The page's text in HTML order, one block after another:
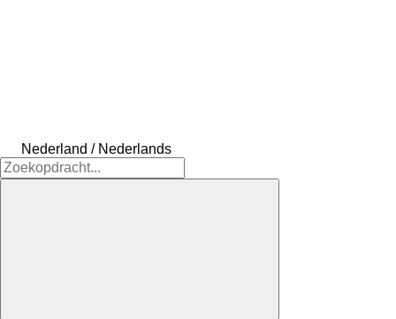
Nederland / Nederlands